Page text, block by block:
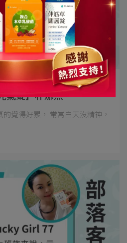
氣錠】朴娜熙
覺得好累， 常常白天沒精神，